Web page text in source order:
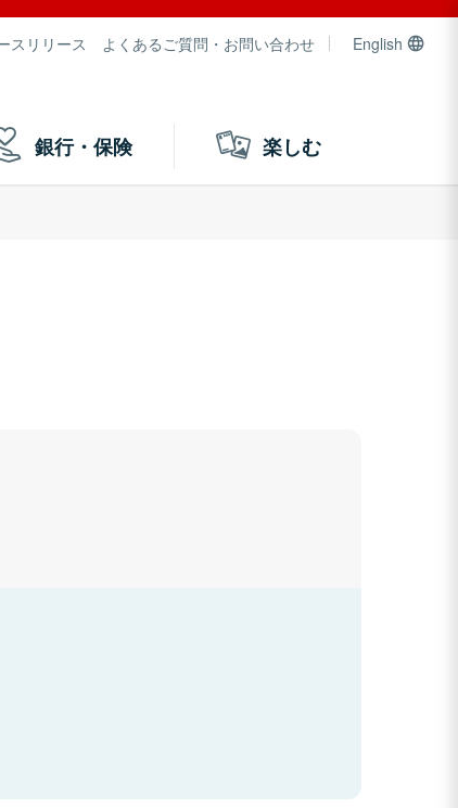
スリリース よくあるご質問・お問い合わせ English
銀行・保険 楽しむ